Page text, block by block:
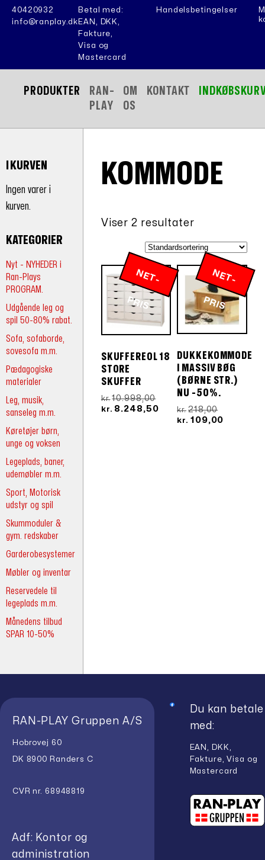
40420932
info@ranplay.dk
Betal med:
EAN, DKK,
Fakture,
Visa og
Mastercard
Handelsbetingelser
PRODUKTER
RAN-
PLAY
OM
OS
KONTAKT
I KURVEN
Ingen varer i
kurven.
KATEGORIER
Nyt - NYHEDER i
Ran-Plays
PROGRAM.
Udgående leg og
spil 50-80% rabat.
Sofa, sofaborde,
sovesofa m.m.
Pædagogiske
materialer
Leg, musik,
sanseleg m.m.
Køretøjer børn,
unge og voksen
Legeplads, baner,
udemøbler m.m.
Sport, Motorisk
udstyr og spil
Skummoduler &
gym. redskaber
Garderobesystemer
Møbler og inventar
Reservedele til
legeplads m.m.
Månedens tilbud
SPAR 10-50%
KOMMODE
Viser 2 resultater
N
E
T
-
P
R
IS
SKUFFEREOL 18
STORE
SKUFFER
kr. 10.998,00Den
oprindelige
kr. 8.248,50Den
aktuelle
N
E
T
-
P
R
IS
DUKKEKOMMODE
I MASSIV BØG
(BØRNE STR.)
NU -50%.
kr. 218,00Den
kr. 109,00
RAN-PLAY Gruppen A/S
Hobrovej 60
DK 8900 Randers C
CVR nr. 68948819
Adf: Kontor og
administration
Du kan betale
med:
EAN, DKK,
Fakture, Visa og
Mastercard